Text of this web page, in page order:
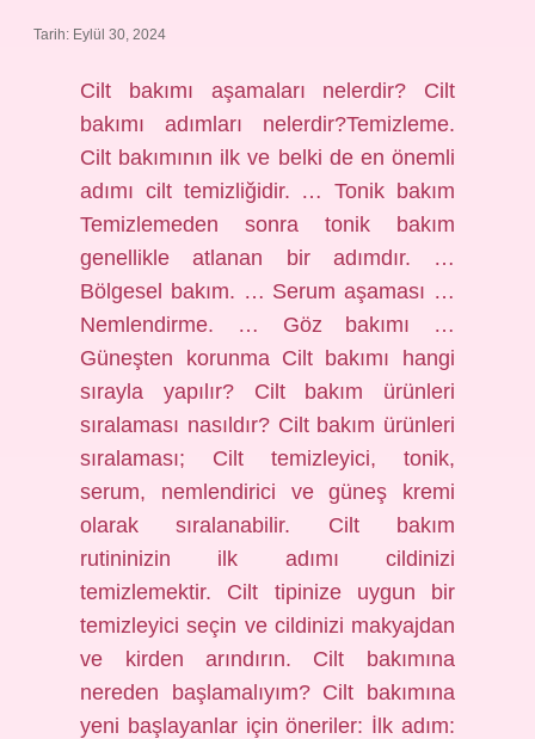
Tarih: Eylül 30, 2024
Cilt bakımı aşamaları nelerdir? Cilt
bakımı adımları nelerdir?Temizleme.
Cilt bakımının ilk ve belki de en önemli
adımı cilt temizliğidir. … Tonik bakım
Temizlemeden sonra tonik bakım
genellikle atlanan bir adımdır. …
Bölgesel bakım. … Serum aşaması …
Nemlendirme. … Göz bakımı …
Güneşten korunma Cilt bakımı hangi
sırayla yapılır? Cilt bakım ürünleri
sıralaması nasıldır? Cilt bakım ürünleri
sıralaması; Cilt temizleyici, tonik,
serum, nemlendirici ve güneş kremi
olarak sıralanabilir. Cilt bakım
rutininizin ilk adımı cildinizi
temizlemektir. Cilt tipinize uygun bir
temizleyici seçin ve cildinizi makyajdan
ve kirden arındırın. Cilt bakımına
nereden başlamalıyım? Cilt bakımına
yeni başlayanlar için öneriler: İlk adım: